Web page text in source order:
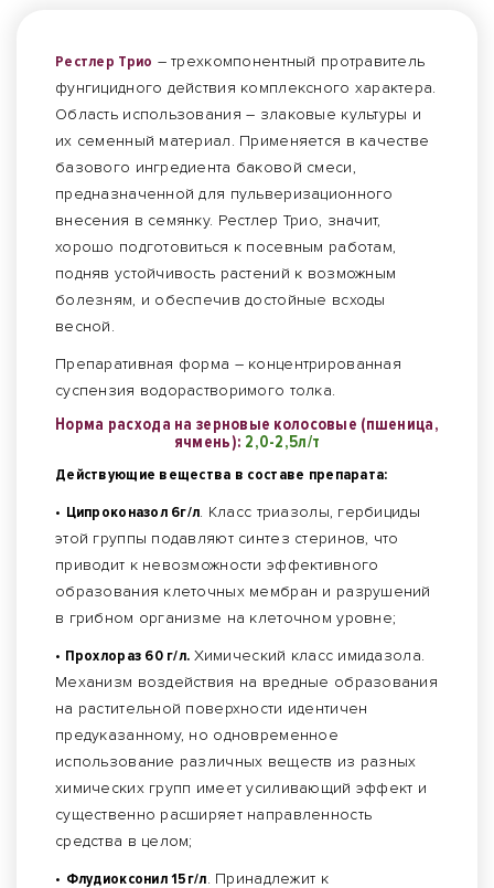
Рестлер Трио – трехкомпонентный протравитель
фунгицидного действия комплексного характера.
Область использования – злаковые культуры и
их семенный материал. Применяется в качестве
базового ингредиента баковой смеси,
предназначенной для пульверизационного
внесения в семянку. Рестлер Трио, значит,
хорошо подготовиться к посевным работам,
подняв устойчивость растений к возможным
болезням, и обеспечив достойные всходы
весной.
Препаративная форма – концентрированная
суспензия водорастворимого толка.
Норма расхода на зерновые колосовые (пшеница,
ячмень): 2,0-2,5л/т
Действующие вещества в составе препарата:
• Ципроконазол 6г/л. Класс триазолы, гербициды
этой группы подавляют синтез стеринов, что
приводит к невозможности эффективного
образования клеточных мембран и разрушений
в грибном организме на клеточном уровне;
• Прохлораз 60 г/л. Химический класс имидазола.
Механизм воздействия на вредные образования
на растительной поверхности идентичен
предуказанному, но одновременное
использование различных веществ из разных
химических групп имеет усиливающий эффект и
существенно расширяет направленность
средства в целом;
• Флудиоксонил 15г/л. Принадлежит к